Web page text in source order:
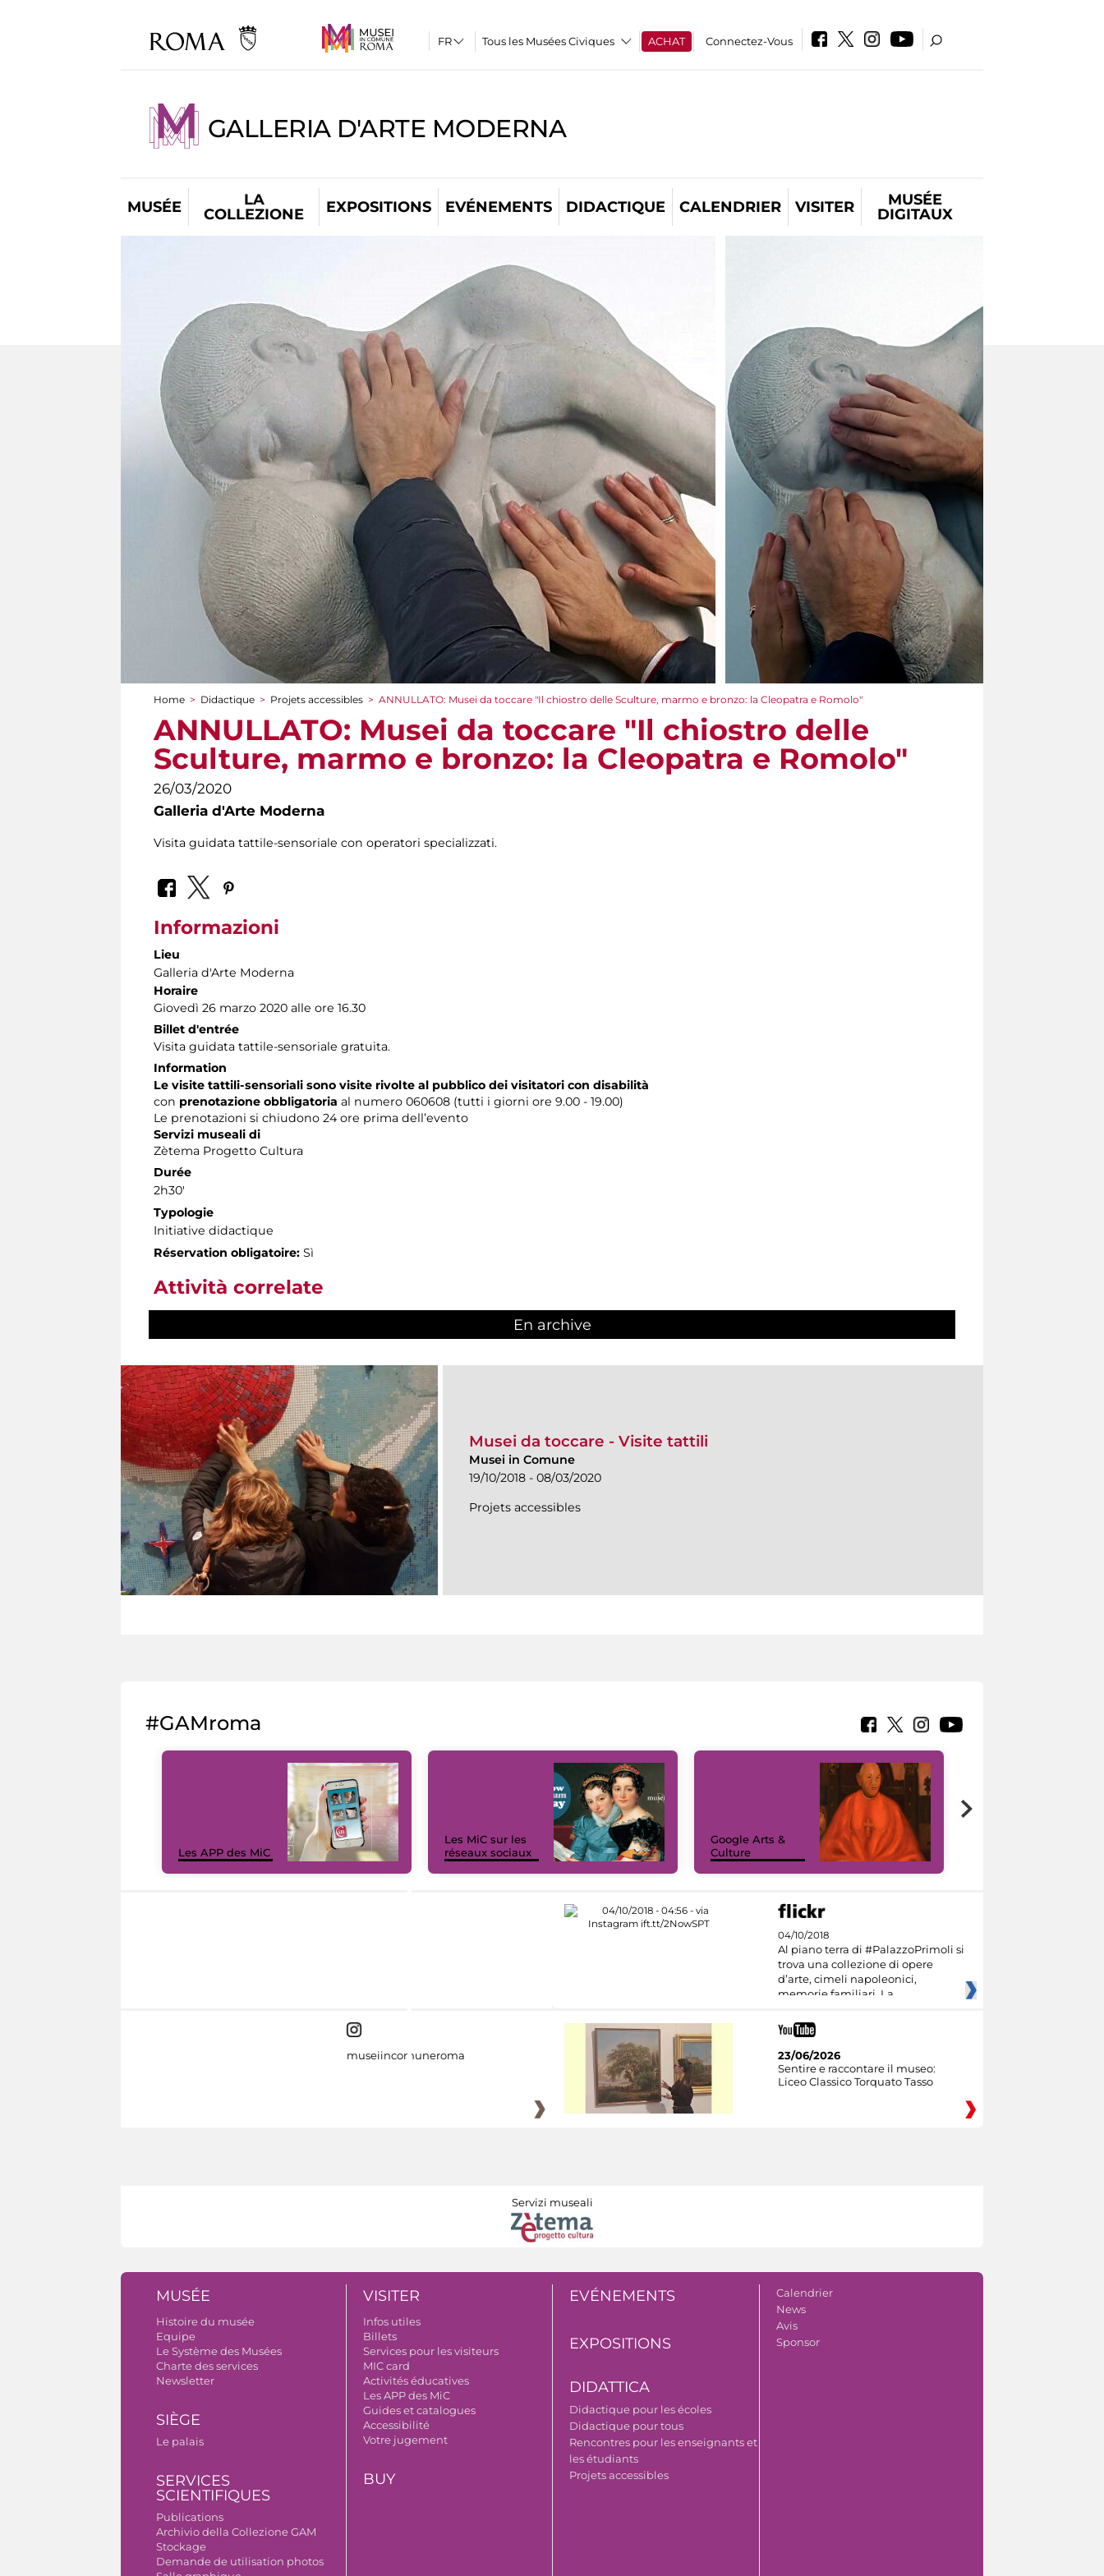
Tous les Musées Civiques ACHAT Connectez-Vous
GALLERIA D'ARTE MODERNA
MUSÉE
LA
COLLEZIONE
EXPOSITIONS EVÉNEMENTS DIDACTIQUE CALENDRIER VISITER
MUSÉE
DIGITAUX
You are here
Home > Didactique > Projets accessibles > ANNULLATO: Musei da toccare "Il chiostro delle Sculture, marmo e bronzo: la Cleopatra e Romolo"
ANNULLATO: Musei da toccare "Il chiostro delle
Sculture, marmo e bronzo: la Cleopatra e Romolo"
26/03/2020
Galleria d'Arte Moderna
Visita guidata tattile-sensoriale con operatori specializzati.
Informazioni
Lieu
Galleria d'Arte Moderna
Horaire
Giovedì 26 marzo 2020 alle ore 16.30
Billet d'entrée
Visita guidata tattile-sensoriale gratuita.
Information
Le visite tattili-sensoriali sono visite rivolte al pubblico dei visitatori con disabilità
con prenotazione obbligatoria al numero 060608 (tutti i giorni ore 9.00 - 19.00)
Le prenotazioni si chiudono 24 ore prima dell’evento
Servizi museali di
Zètema Progetto Cultura
Durée
2h30'
Typologie
Initiative didactique
Réservation obligatoire: Sì
Attività correlate
En archive
Musei da toccare - Visite tattili
Musei in Comune
19/10/2018 - 08/03/2020
Projets accessibles
#GAMroma
Les APP des MiC
Les MiC sur les
réseaux sociaux
Google Arts &
Culture
04/10/2018
Al piano terra di #PalazzoPrimoli si
trova una collezione di opere
d’arte, cimeli napoleonici,
memorie familiari. La
museiincomuneroma
23/06/2026
Sentire e raccontare il museo:
Liceo Classico Torquato Tasso
Servizi museali
MUSÉE
Histoire du musée
Equipe
Le Système des Musées
Charte des services
Newsletter
SIÈGE
Le palais
SERVICES
SCIENTIFIQUES
Publications
Archivio della Collezione GAM
Stockage
Demande de utilisation photos
VISITER
Infos utiles
Billets
Services pour les visiteurs
MIC card
Activités éducatives
Les APP des MiC
Guides et catalogues
Accessibilité
Votre jugement
BUY
EVÉNEMENTS
EXPOSITIONS
DIDATTICA
Didactique pour les écoles
Didactique pour tous
Rencontres pour les enseignants et
les étudiants
Projets accessibles
Calendrier
News
Avis
Sponsor